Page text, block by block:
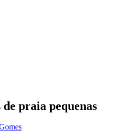
de praia pequenas